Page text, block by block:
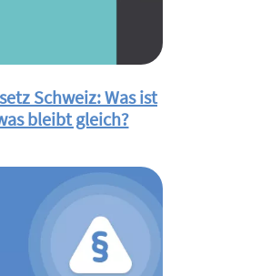
Schweiz: Was ist
bleibt gleich?